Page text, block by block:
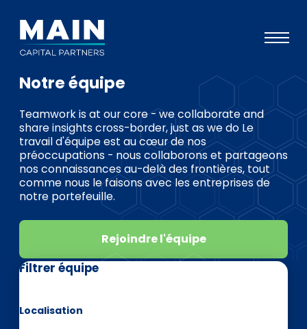
Portefeuille
Approche
Notre expertise
Événements
A propos de Main
Notre équipe
Teamwork is at our core - we collaborate and
share insights cross-border, just as we do Le
travail d'équipe est au cœur de nos
préoccupations - nous collaborons et partageons
nos connaissances au-delà des frontières, tout
comme nous le faisons avec les entreprises de
notre portefeuille.
Rejoindre l'équipe
Filtrer équipe
Localisation